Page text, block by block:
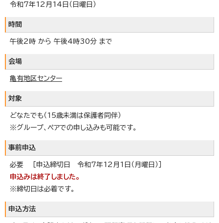
令和7年12月14日（日曜日）
時間
午後2時 から 午後4時30分 まで
会場
亀有地区センター
対象
どなたでも（15歳未満は保護者同伴）
※グループ、ペアでの申し込みも可能です。
事前申込
必要 ［申込締切日 令和7年12月1日（月曜日）］
申込みは終了しました。
※締切日は必着です。
申込方法